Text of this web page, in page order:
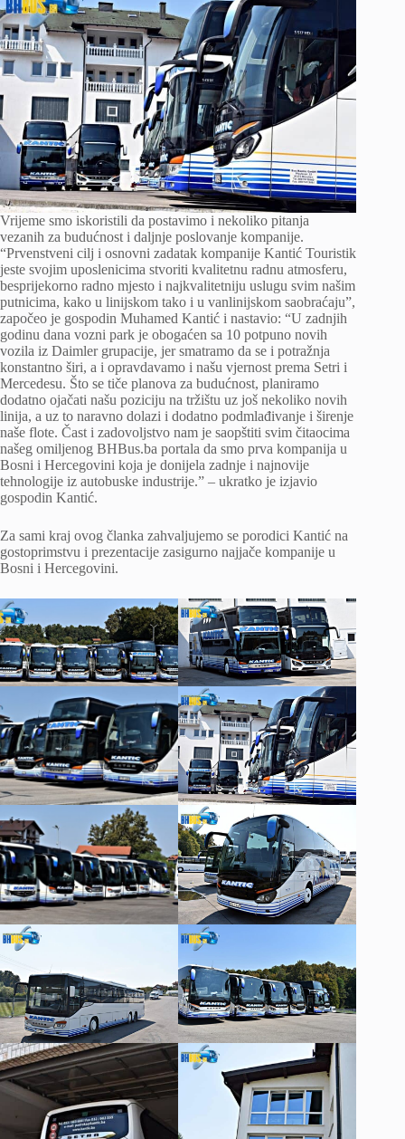
Vrijeme smo iskoristili da postavimo i nekoliko pitanja
vezanih za budućnost i daljnje poslovanje kompanije.
“Prvenstveni cilj i osnovni zadatak kompanije Kantić Touristik
jeste svojim uposlenicima stvoriti kvalitetnu radnu atmosferu,
besprijekorno radno mjesto i najkvalitetniju uslugu svim našim
putnicima, kako u linijskom tako i u vanlinijskom saobraćaju”,
započeo je gospodin Muhamed Kantić i nastavio: “U zadnjih
godinu dana vozni park je obogaćen sa 10 potpuno novih
vozila iz Daimler grupacije, jer smatramo da se i potražnja
konstantno širi, a i opravdavamo i našu vjernost prema Setri i
Mercedesu. Što se tiče planova za budućnost, planiramo
dodatno ojačati našu poziciju na tržištu uz još nekoliko novih
linija, a uz to naravno dolazi i dodatno podmlađivanje i širenje
naše flote. Čast i zadovoljstvo nam je saopštiti svim čitaocima
našeg omiljenog BHBus.ba portala da smo prva kompanija u
Bosni i Hercegovini koja je donijela zadnje i najnovije
tehnologije iz autobuske industrije.” – ukratko je izjavio
gospodin Kantić.
Za sami kraj ovog članka zahvaljujemo se porodici Kantić na
gostoprimstvu i prezentacije zasigurno najjače kompanije u
Bosni i Hercegovini.